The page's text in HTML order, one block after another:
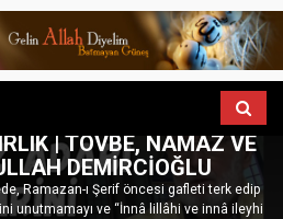
| TÖVBE, NAMAZ VE
DEMIRCIOĞLU
Ramazan-ı Şerif öncesi gafleti terk edip
unutmamayı ve “İnnâ lillâhi ve innâ ileyhi